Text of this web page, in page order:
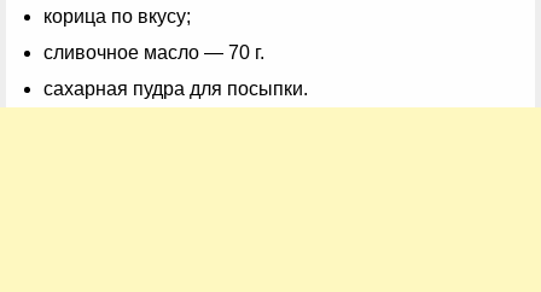
корица по вкусу;
сливочное масло — 70 г.
сахарная пудра для посыпки.